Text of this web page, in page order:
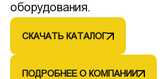
оборудования.
СКАЧАТЬ КАТАЛОГ
ПОДРОБНЕЕ О КОМПАНИИ